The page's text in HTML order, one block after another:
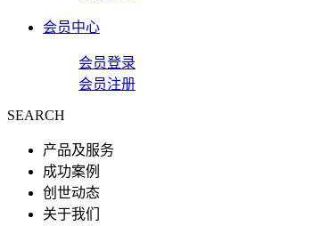
会员中心
会员登录
会员注册
SEARCH
产品及服务
成功案例
创世动态
关于我们